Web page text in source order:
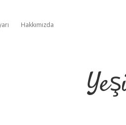
Hakkımızda